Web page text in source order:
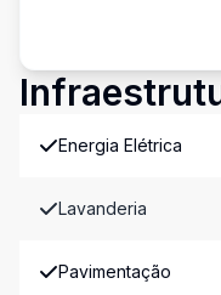
Energia Elétrica
Lavanderia
Pavimentação